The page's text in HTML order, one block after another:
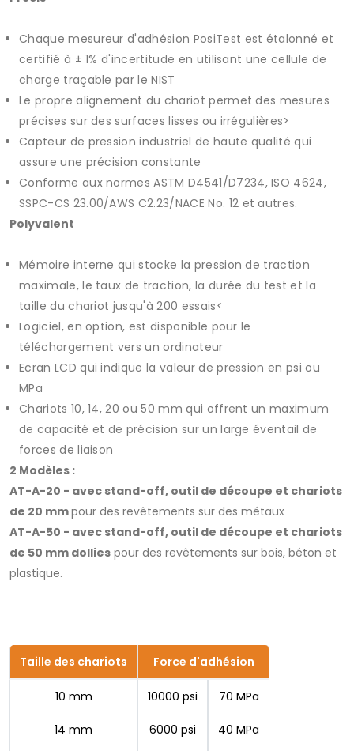
Chaque mesureur d'adhésion PosiTest est étalonné et
certifié à ± 1% d'incertitude en utilisant une cellule de
charge traçable par le NIST
Le propre alignement du chariot permet des mesures
précises sur des surfaces lisses ou irrégulières>
Capteur de pression industriel de haute qualité qui
assure une précision constante
Conforme aux normes ASTM D4541/D7234, ISO 4624,
SSPC-CS 23.00/AWS C2.23/NACE No. 12 et autres.
Polyvalent
Mémoire interne qui stocke la pression de traction
maximale, le taux de traction, la durée du test et la
taille du chariot jusqu'à 200 essais<
Logiciel, en option, est disponible pour le
téléchargement vers un ordinateur
Ecran LCD qui indique la valeur de pression en psi ou
MPa
Chariots 10, 14, 20 ou 50 mm qui offrent un maximum
de capacité et de précision sur un large éventail de
forces de liaison
2 Modèles :
AT-A-20 - avec stand-off, outil de découpe et chariots
de 20 mmpour des revêtements sur des métaux
AT-A-50 - avec stand-off, outil de découpe et chariots
de 50 mm dollies pour des revêtements sur bois, béton et
plastique.
Taille des chariots Force d'adhésion
10 mm 10000 psi 70 MPa
14 mm 6000 psi 40 MPa